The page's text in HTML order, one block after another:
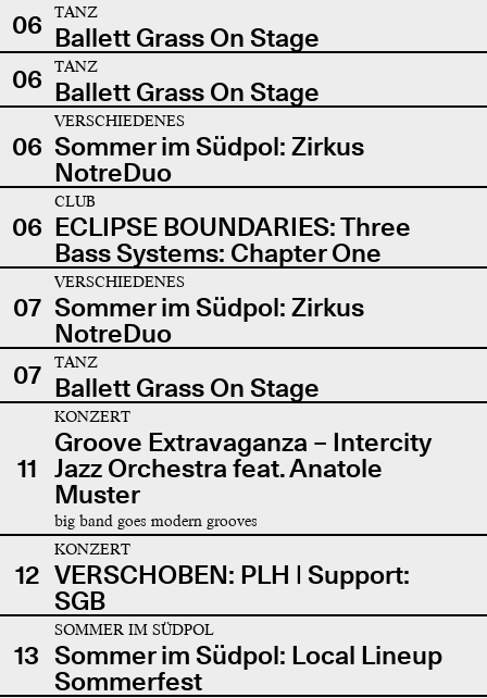
06
TANZ
Ballett Grass On Stage
06
TANZ
Ballett Grass On Stage
06
VERSCHIEDENES
Sommer im Südpol: Zirkus
NotreDuo
06
CLUB
ECLIPSE BOUNDARIES: Three
Bass Systems: Chapter One
07
VERSCHIEDENES
Sommer im Südpol: Zirkus
NotreDuo
07
TANZ
Ballett Grass On Stage
11
KONZERT
Groove Extravaganza – Intercity
Jazz Orchestra feat. Anatole
Muster
big band goes modern grooves
12
KONZERT
VERSCHOBEN: PLH | Support:
SGB
13
SOMMER IM SÜDPOL
Sommer im Südpol: Local Lineup
Sommerfest